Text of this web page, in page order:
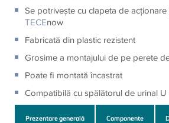
Se potrivește cu clapeta de acționare
TECEnow
Fabricată din plastic rezistent
Grosime a montajului de pe perete
Poate fi montată încastrat
Compatibilă cu spălătorul de urinal U
Prezentare generală Componente